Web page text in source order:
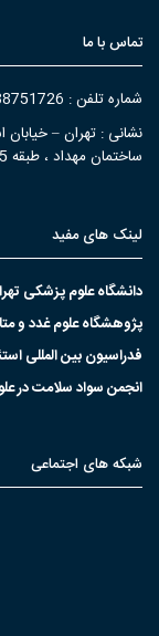
تماس با ما
شماره تلفن : 88751726- 21 98+
نشانی : تهران – خیابان
ساختمان مهداد ، طبقه 5
لینک های مفید
دانشگاه علوم پزشکی تهران
پژوهشگاه علوم غدد و
فدراسیون بین المللی
انجمن سواد سلامت در
شبکه های اجتماعی